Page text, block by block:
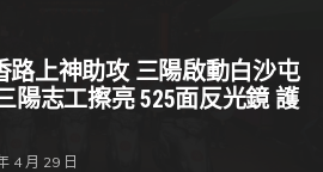
路上神助攻 三陽啟動白沙屯
陽志工擦亮 525面反光鏡 護
4 月 29 日